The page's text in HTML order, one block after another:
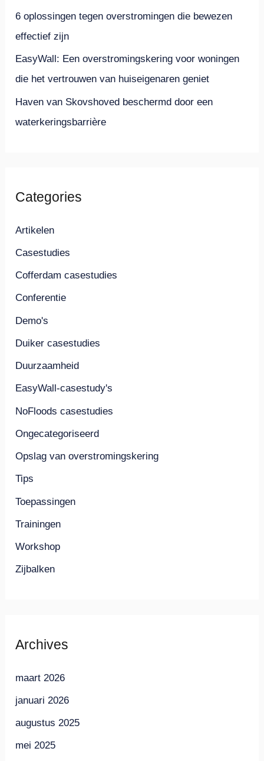
6 oplossingen tegen overstromingen die bewezen
effectief zijn
EasyWall: Een overstromingskering voor woningen
die het vertrouwen van huiseigenaren geniet
Haven van Skovshoved beschermd door een
waterkeringsbarrière
Categories
Artikelen
Casestudies
Cofferdam casestudies
Conferentie
Demo's
Duiker casestudies
Duurzaamheid
EasyWall-casestudy's
NoFloods casestudies
Ongecategoriseerd
Opslag van overstromingskering
Tips
Toepassingen
Trainingen
Workshop
Zijbalken
Archives
maart 2026
januari 2026
augustus 2025
mei 2025